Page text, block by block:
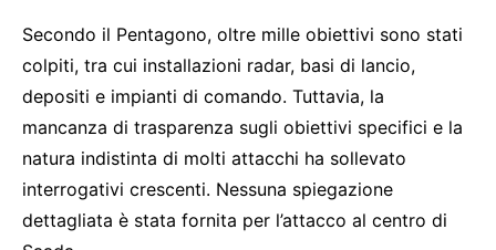
Secondo il Pentagono, oltre mille obiettivi sono stati
colpiti, tra cui installazioni radar, basi di lancio,
depositi e impianti di comando. Tuttavia, la
mancanza di trasparenza sugli obiettivi specifici e la
natura indistinta di molti attacchi ha sollevato
interrogativi crescenti. Nessuna spiegazione
dettagliata è stata fornita per l’attacco al centro di